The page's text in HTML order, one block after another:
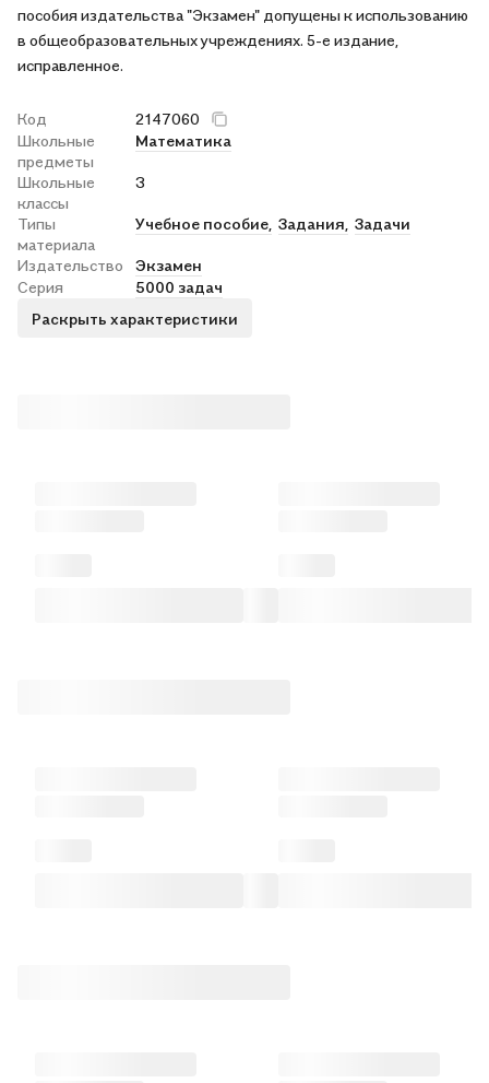
пособия издательства "Экзамен" допущены к использованию
в общеобразовательных учреждениях. 5-е издание,
исправленное.
Код
2147060
Школьные
предметы
Математика
Школьные
классы
3
Типы
материала
Учебное пособие, Задания, Задачи
Издательство
Экзамен
Серия
5000 задач
Раскрыть характеристики